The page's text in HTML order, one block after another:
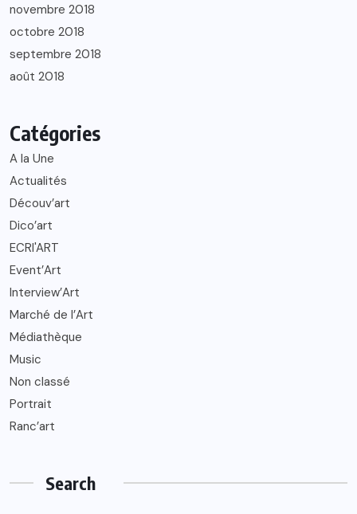
novembre 2018
octobre 2018
septembre 2018
août 2018
Catégories
A la Une
Actualités
Découv’art
Dico’art
ECRI'ART
Event’Art
Interview’Art
Marché de l’Art
Médiathèque
Music
Non classé
Portrait
Ranc’art
Search